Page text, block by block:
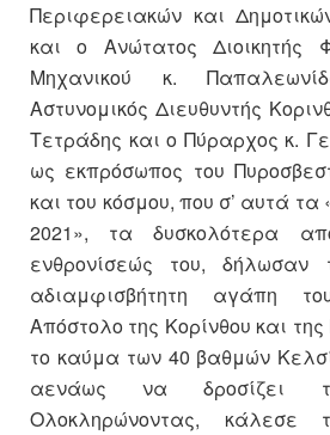
Περιφερειακών και
και ο Ανώτατος Διοικητής
Μηχανικού κ.
Αστυνομικός Διευθυντής
Τετράδης και ο Πύραρχος κ.
ως εκπρόσωπος του
και του κόσμου, που σ’ αυτά
2021», τα δυσκολότερα
ενθρονίσεώς του, δήλωσαν
αδιαμφισβήτητη αγάπη
Απόστολο της Κορίνθου και
το καύμα των 40 βαθμών
αενάως να δροσίζει
Ολοκληρώνοντας, κάλεσε